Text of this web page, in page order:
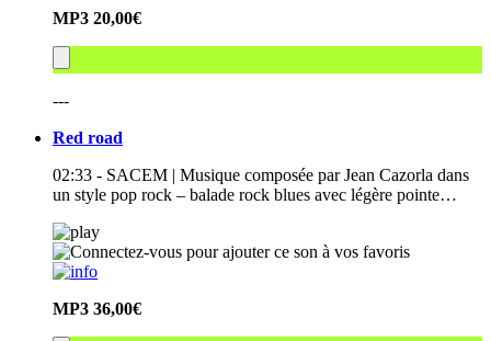
MP3 20,00€
---
Red road
02:33 - SACEM | Musique composée par Jean Cazorla dans
un style pop rock – balade rock blues avec légère pointe…
MP3 36,00€